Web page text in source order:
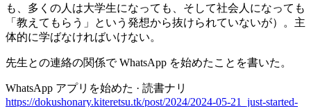
も、多くの人は大学生になっても、そして社会人になっても
「教えてもらう」という発想から抜けられていないが）。主
体的に学ばなければいけない。
先生との連絡の関係で WhatsApp を始めたことを書いた。
WhatsApp アプリを始めた · 読書ナリ
https://dokushonary.kiteretsu.tk/post/2024/2024-05-21_just-started-